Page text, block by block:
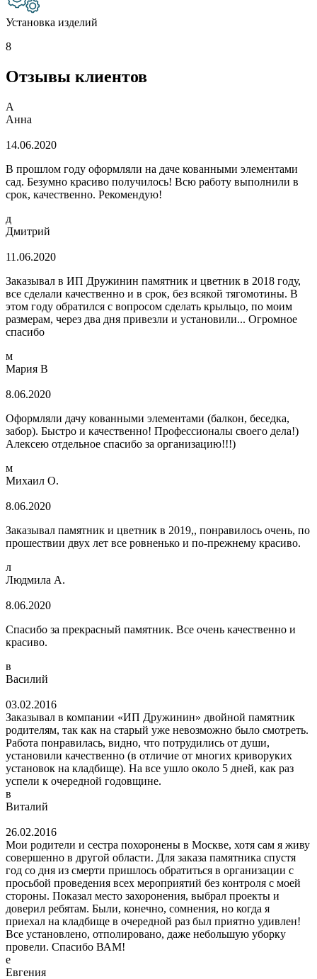
Установка изделий
8
Отзывы клиентов
А
Анна
14.06.2020
В прошлом году оформляли на даче кованными элементами
сад. Безумно красиво получилось! Всю работу выполнили в
срок, качественно. Рекомендую!
д
Дмитрий
11.06.2020
Заказывал в ИП Дружинин памятник и цветник в 2018 году,
все сделали качественно и в срок, без всякой тягомотины. В
этом году обратился с вопросом сделать крыльцо, по моим
размерам, через два дня привезли и установили... Огромное
спасибо
м
Мария В
8.06.2020
Оформляли дачу кованными элементами (балкон, беседка,
забор). Быстро и качественно! Профессионалы своего дела!)
Алексею отдельное спасибо за организацию!!!)
м
Михаил О.
8.06.2020
Заказывал памятник и цветник в 2019,, понравилось очень, по
прошествии двух лет все ровненько и по-прежнему красиво.
л
Людмила А.
8.06.2020
Спасибо за прекрасный памятник. Все очень качественно и
красиво.
в
Василий
03.02.2016
Заказывал в компании «ИП Дружинин» двойной памятник
родителям, так как на старый уже невозможно было смотреть.
Работа понравилась, видно, что потрудились от души,
установили качественно (в отличие от многих криворуких
установок на кладбище). На все ушло около 5 дней, как раз
успели к очередной годовщине.
в
Виталий
26.02.2016
Мои родители и сестра похоронены в Москве, хотя сам я живу
совершенно в другой области. Для заказа памятника спустя
год со дня из смерти пришлось обратиться в организации с
просьбой проведения всех мероприятий без контроля с моей
стороны. Показал место захоронения, выбрал проекты и
доверил ребятам. Были, конечно, сомнения, но когда я
приехал на кладбище в очередной раз был приятно удивлен!
Все установлено, отполировано, даже небольшую уборку
провели. Спасибо ВАМ!
е
Евгения